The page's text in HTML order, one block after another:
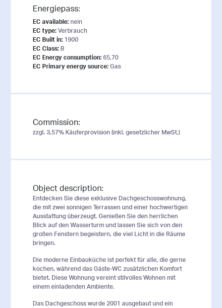
Energiepass:
EC available:nein
EC type:Verbrauch
EC Built in: 1900
EC Class: B
EC Energy consumption:65,70
EC Primary energy source:Gas
Commission:
zzgl. 3,57% Käuferprovision (inkl. gesetzlicher MwSt.)
Object description:
Entdecken Sie diese exklusive Dachgeschosswohnung,
die mit zwei sonnigen Terrassen und einer hochwertigen
Ausstattung überzeugt. Genießen Sie den herrlichen
Blick auf den Wasserturm und lassen Sie sich von den
großen Fenstern begeistern, die viel Licht in die Räume
bringen.
Die moderne Einbauküche ist perfekt für alle, die gerne
kochen, während das Gäste-WC zusätzlichen Komfort
bietet. Diese Wohnung vereint stilvolles Wohnen mit
einem einladenden Ambiente.
Das Dachgeschoss wurde 2001 ausgebaut und ein